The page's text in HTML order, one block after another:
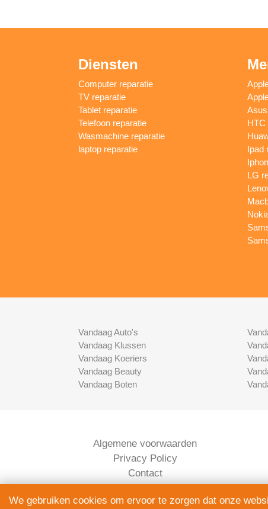
Diensten
Computer reparatie
TV reparatie
Tablet reparatie
Telefoon reparatie
Wasmachine reparatie
laptop reparatie
HTC
Ipad
LG
Vandaag Auto's
Vandaag Klussen
Vandaag Koeriers
Vandaag Beauty
Vandaag Boten
Algemene voorwaarden
Privacy Policy
Contact
We gebruiken cookies om ervoor te zorgen dat onze